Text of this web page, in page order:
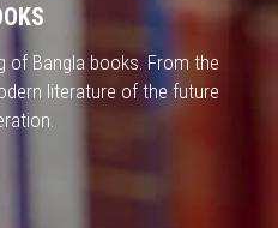
of Bangla books. From the
literature of the future